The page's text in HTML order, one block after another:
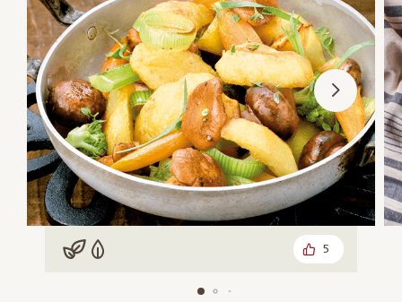
Vegan
Vegetarisch 5